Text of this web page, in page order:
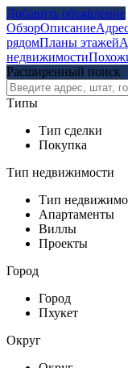
Добавить объявление
ОбзорОписание
рядомПланы этажей
недвижимости
Расширенный поиск
Типы
Тип сделки
Покупка
Тип недвижимости
Тип
Апартаменты
Виллы
Проекты
Город
Город
Пхукет
Округ